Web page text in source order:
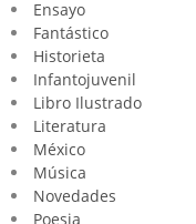
Ensayo
Fantástico
Historieta
Infantojuvenil
Libro Ilustrado
Literatura
México
Música
Novedades
Poesia